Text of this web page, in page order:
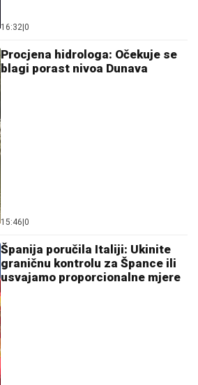
16:32 0
Procjena hidrologa: Očekuje se
blagi porast nivoa Dunava
15:46 0
Španija poručila Italiji: Ukinite
graničnu kontrolu za Špance ili
usvajamo proporcionalne mjere